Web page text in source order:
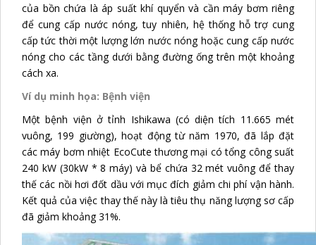
của bồn chứa là áp suất khí quyển và cần máy bơm riêng
để cung cấp nước nóng, tuy nhiên, hệ thống hỗ trợ cung
cấp tức thời một lượng lớn nước nóng hoặc cung cấp nước
nóng cho các tầng dưới bằng đường ống trên một khoảng
cách xa.
Ví dụ minh họa: Bệnh viện
Một bệnh viện ở tỉnh Ishikawa (có diện tích 11.665 mét
vuông, 199 giường), hoạt động từ năm 1970, đã lắp đặt
các máy bơm nhiệt EcoCute thương mại có tổng công suất
240 kW (30kW * 8 máy) và bể chứa 32 mét vuông để thay
thế các nồi hơi đốt dầu với mục đích giảm chi phí vận hành.
Kết quả của việc thay thế này là tiêu thụ năng lượng sơ cấp
đã giảm khoảng 31%.